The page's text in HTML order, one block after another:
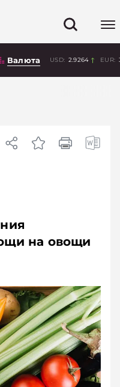
Валюта USD: 2.9264 EUR:
на овощи